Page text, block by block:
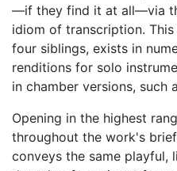
—if they find it at all—via
idiom of transcription.
four siblings, exists in
renditions for solo
in chamber versions, such
Opening in the highest
throughout the work's
conveys the same playful,